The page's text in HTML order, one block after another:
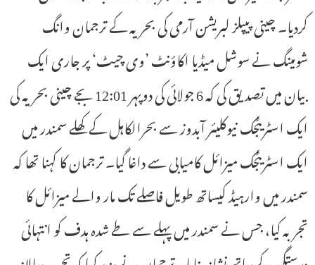
کردیا۔ چینی پیپلز لبریشن آرمی کی بحریہ کے ترجمان وانگ
شومینگ نے سوشل میڈیا اکاؤنٹ ’وی چیٹ‘ پر جاری ایک
بیان میں تصدیق کی کہ 6 جولائی کی دوپہر 12:01 بجے چینی بحریہ کی
ایک اسٹریٹجک نیوکلیئر آبدوز سے بحرالکاہل کے کھلے سمندر میں
ایک اسٹریٹجک میزائل کامیابی سے داغا گیا۔ ترجمان کا کہنا تھا کہ
سمندر میں وارہیڈ کیساتھ طویل فاصلے تک مار والے میزائل کا
تجربہ کیا، جس نے سمندر میں پہلے سے طے شدہ ہدف کو انتہائی